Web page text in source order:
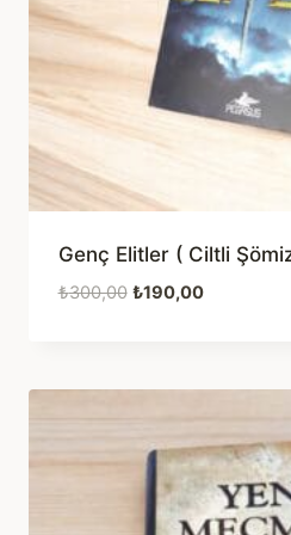
Genç Elitler ( Ciltli
₺300,00 Orijinal
₺190,00Şu